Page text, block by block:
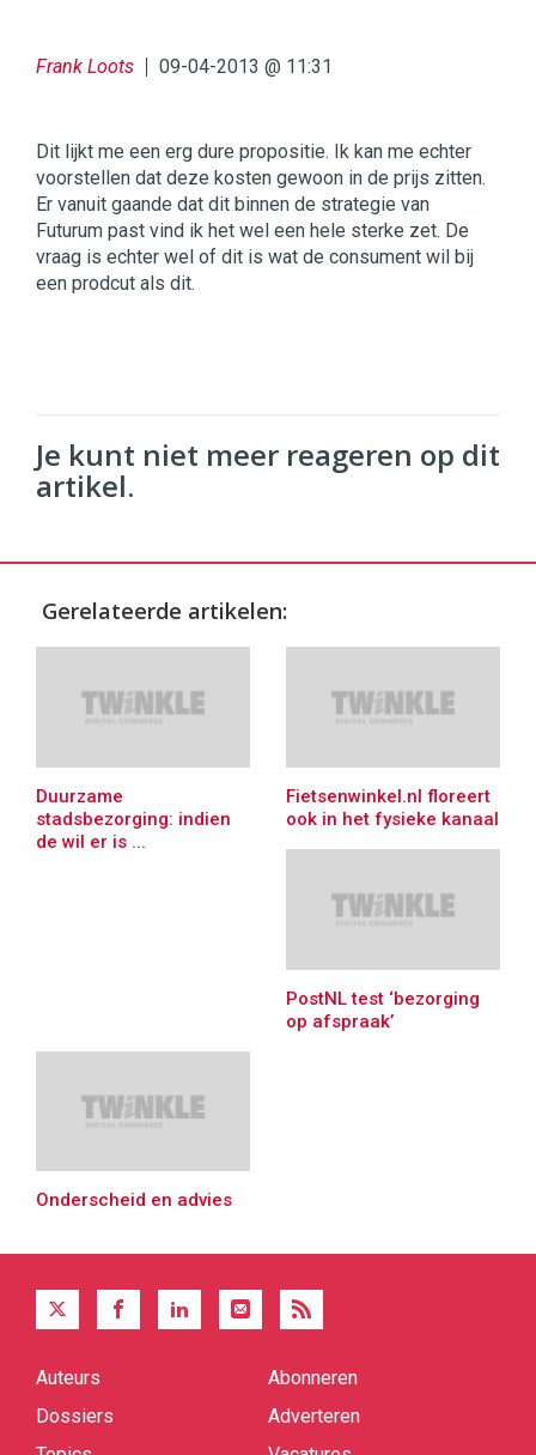
Frank Loots 09-04-2013 @ 11:31
Dit lijkt me een erg dure propositie. Ik kan me echter
voorstellen dat deze kosten gewoon in de prijs zitten.
Er vanuit gaande dat dit binnen de strategie van
Futurum past vind ik het wel een hele sterke zet. De
vraag is echter wel of dit is wat de consument wil bij
een prodcut als dit.
Je kunt niet meer reageren op dit
artikel.
Gerelateerde artikelen:
Duurzame
stadsbezorging: indien
de wil er is ...
Fietsenwinkel.nl floreert
ook in het fysieke kanaal
PostNL test ‘bezorging
op afspraak’
Onderscheid en advies
Quick
Auteurs
Dossiers
Abonneren
Adverteren